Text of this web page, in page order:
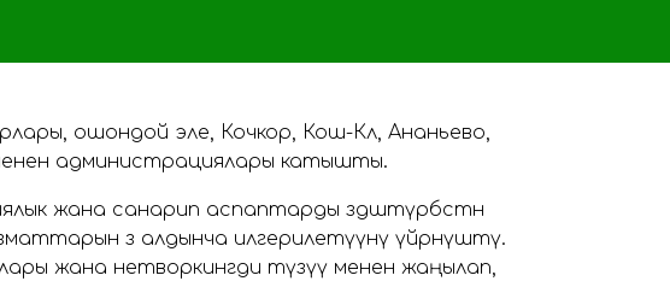
ошондой эле, Кочкор, Кош-Көл, Ананьево,
администрациялары катышты.
жана санарип аспаптарды өздөштүрбөстөн
өз алдынча илгерилетүүнү үйрөнүштү.
жана нетворкингди түзүү менен жаңылап,